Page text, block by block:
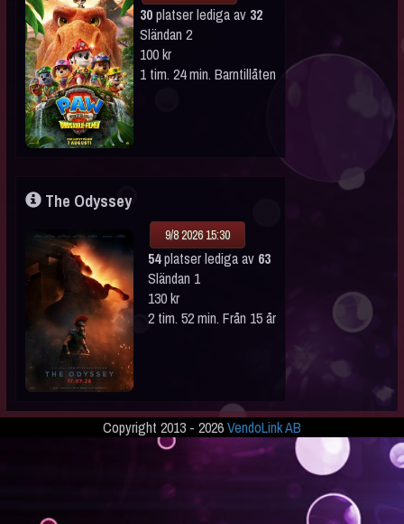
30platser lediga av 32
Sländan 2
100 kr
1 tim. 24 min. Barntillåten
The Odyssey
9/8 2026 15:30
54platser lediga av 63
Sländan 1
130 kr
2 tim. 52 min. Från 15 år
Copyright 2013 - 2026VendoLink AB